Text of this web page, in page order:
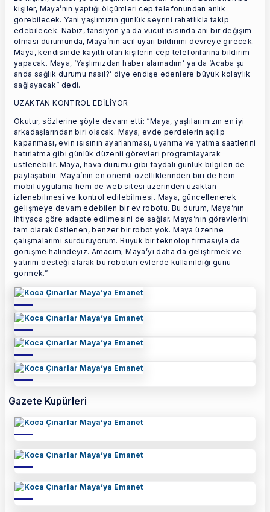
kişiler, Maya’nın yaptığı ölçümleri cep telefonundan anlık
görebilecek. Yani yaşlımızın günlük seyrini rahatlıkla takip
edebilecek. Nabız, tansiyon ya da vücut ısısında ani bir değişim
olması durumunda, Maya’nın acil uyarı bildirimi devreye girecek.
Maya, kendisinde kayıtlı olan kişilerin cep telefonlarına bildirim
yapacak. Maya, ‘Yaşlımızdan haber alamadım’ ya da ‘Acaba şu
anda sağlık durumu nasıl?’ diye endişe edenlere büyük kolaylık
sağlayacak” dedi.
UZAKTAN KONTROL EDİLİYOR
Okutur, sözlerine şöyle devam etti: “Maya, yaşlılarımızın en iyi
arkadaşlarından biri olacak. Maya; evde perdelerin açılıp
kapanması, evin ısısının ayarlanması, uyanma ve yatma saatlerini
hatırlatma gibi günlük düzenli görevleri programlayarak
üstlenebilir. Maya, hava durumu gibi faydalı günlük bilgileri de
paylaşabilir. Maya’nın en önemli özelliklerinden biri de hem
mobil uygulama hem de web sitesi üzerinden uzaktan
izlenebilmesi ve kontrol edilebilmesi. Maya, güncellenerek
gelişmeye devam edebilen bir ev robotu. Bu durum, Maya’nın
ihtiyaca göre adapte edilmesini de sağlar. Maya’nın görevlerini
tam olarak üstlenen, benzer bir robot yok. Maya üzerine
çalışmalarımı sürdürüyorum. Büyük bir teknoloji firmasıyla da
görüşme halindeyiz. Amacım; Maya’yı daha da geliştirmek ve
yatırım desteği alarak bu robotun evlerde kullanıldığı günü
görmek.”
Gazete Kupürleri